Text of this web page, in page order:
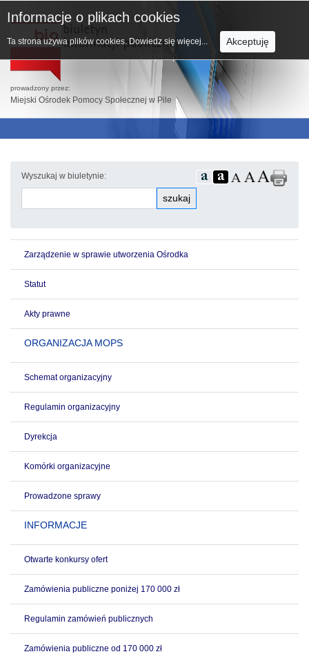
prowadzony przez:
Miejski Ośrodek Pomocy Społecznej w Pile
Wyszukaj w biuletynie:
szukaj
Zarządzenie w sprawie utworzenia Ośrodka
Statut
Akty prawne
ORGANIZACJA MOPS
Schemat organizacyjny
Regulamin organizacyjny
Dyrekcja
Komórki organizacyjne
Prowadzone sprawy
INFORMACJE
Otwarte konkursy ofert
Zamówienia publiczne poniżej 170 000 zł
Regulamin zamówień publicznych
Zamówienia publiczne od 170 000 zł
Informacje o plikach cookies
Ta strona używa plików cookies. Dowiedz się więcej... Akceptuję